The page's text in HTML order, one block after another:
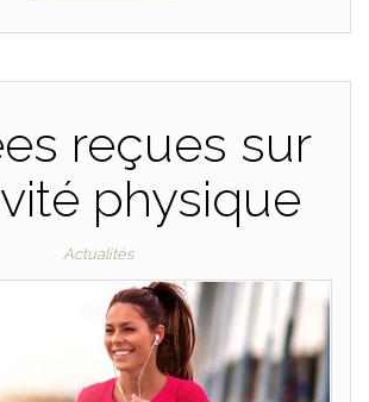
reçues sur
physique
Actualités